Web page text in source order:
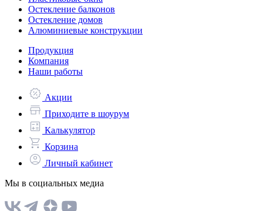
Остекление балконов
Остекление домов
Алюминиевые конструкции
Продукция
Компания
Наши работы
Акции
Приходите в шоурум
Калькулятор
Корзина
Личный кабинет
Мы в социальных медиа